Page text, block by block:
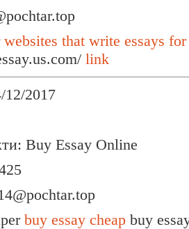
websites that write essays
link
12/2017
Buy Essay Online
buy essay cheap buy